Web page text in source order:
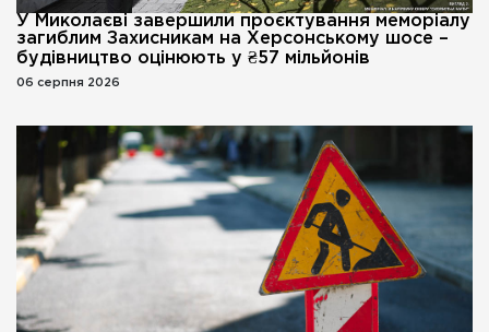
У Миколаєві завершили проєктування меморіалу
загиблим Захисникам на Херсонському шосе –
будівництво оцінюють у ₴57 мільйонів
06 серпня 2026